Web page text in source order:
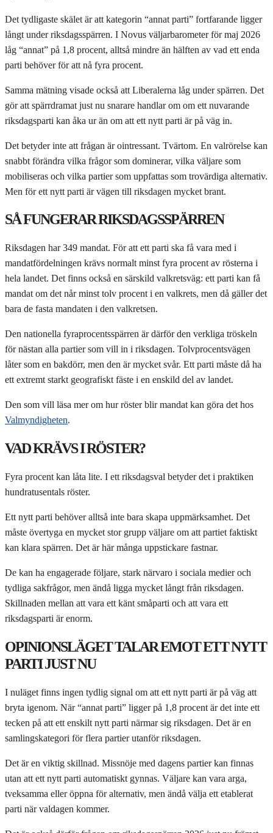
Det tydligaste skälet är att kategorin “annat parti” fortfarande ligger
långt under riksdagsspärren. I Novus väljarbarometer för maj 2026
låg “annat” på 1,8 procent, alltså mindre än hälften av vad ett enda
parti behöver för att nå fyra procent.
Samma mätning visade också att Liberalerna låg under spärren. Det
gör att spärrdramat just nu snarare handlar om om ett nuvarande
riksdagsparti kan åka ur än om att ett nytt parti är på väg in.
Det betyder inte att frågan är ointressant. Tvärtom. En valrörelse kan
snabbt förändra vilka frågor som dominerar, vilka väljare som
mobiliseras och vilka partier som uppfattas som trovärdiga alternativ.
Men för ett nytt parti är vägen till riksdagen mycket brant.
SÅ FUNGERAR RIKSDAGSSPÄRREN
Riksdagen har 349 mandat. För att ett parti ska få vara med i
mandatfördelningen krävs normalt minst fyra procent av rösterna i
hela landet. Det finns också en särskild valkretsväg: ett parti kan få
mandat om det når minst tolv procent i en valkrets, men då gäller det
bara de fasta mandaten i den valkretsen.
Den nationella fyraprocentsspärren är därför den verkliga tröskeln
för nästan alla partier som vill in i riksdagen. Tolvprocentsvägen
låter som en bakdörr, men den är mycket svår. Ett parti måste då ha
ett extremt starkt geografiskt fäste i en enskild del av landet.
Den som vill läsa mer om hur röster blir mandat kan göra det hos
Valmyndigheten.
VAD KRÄVS I RÖSTER?
Fyra procent kan låta lite. I ett riksdagsval betyder det i praktiken
hundratusentals röster.
Ett nytt parti behöver alltså inte bara skapa uppmärksamhet. Det
måste övertyga en mycket stor grupp väljare om att partiet faktiskt
kan klara spärren. Det är här många uppstickare fastnar.
De kan ha engagerade följare, stark närvaro i sociala medier och
tydliga sakfrågor, men ändå ligga mycket långt från riksdagen.
Skillnaden mellan att vara ett känt småparti och att vara ett
riksdagsparti är enorm.
OPINIONSLÄGET TALAR EMOT ETT NYTT
PARTI JUST NU
I nuläget finns ingen tydlig signal om att ett nytt parti är på väg att
bryta igenom. När “annat parti” ligger på 1,8 procent är det inte ett
tecken på att ett enskilt nytt parti närmar sig riksdagen. Det är en
samlingskategori för flera partier utanför riksdagen.
Det är en viktig skillnad. Missnöje med dagens partier kan finnas
utan att ett nytt parti automatiskt gynnas. Väljare kan vara arga,
tveksamma eller öppna för alternativ, men ändå välja ett etablerat
parti när valdagen kommer.